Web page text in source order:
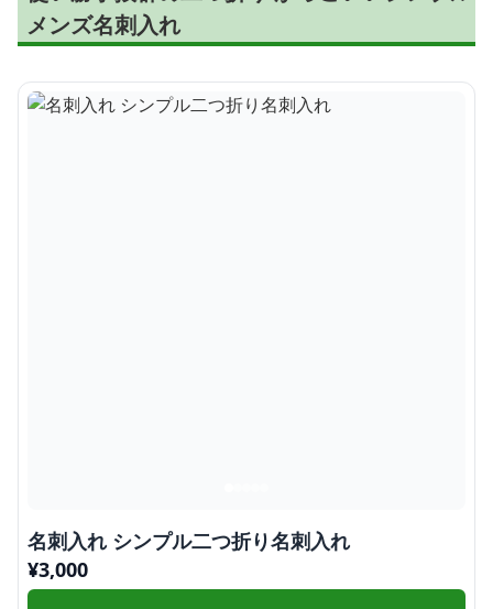
メンズ名刺入れ
名刺入れ シンプル二つ折り名刺入れ
¥3,000